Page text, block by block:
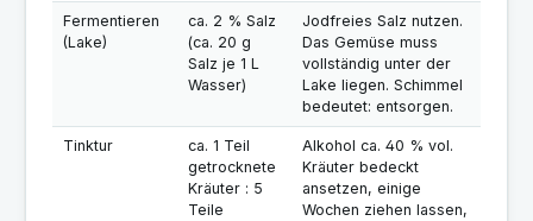
Fermentieren
(Lake)
ca. 2 % Salz
(ca. 20 g
Salz je 1 L
Wasser)
Jodfreies Salz nutzen.
Das Gemüse muss
vollständig unter der
Lake liegen. Schimmel
bedeutet: entsorgen.
Tinktur
ca. 1 Teil
getrocknete
Kräuter : 5
Teile
Alkohol ca. 40 % vol.
Kräuter bedeckt
ansetzen, einige
Wochen ziehen lassen,